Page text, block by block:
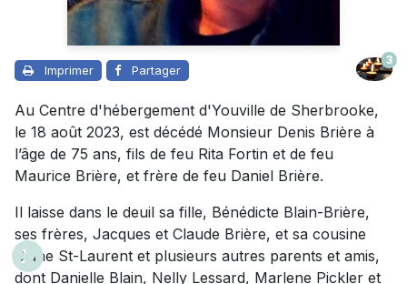
Imprimer Partager
3
Au Centre d'hébergement d'Youville de Sherbrooke,
le 18 août 2023, est décédé Monsieur Denis Brière à
l’âge de 75 ans, fils de feu Rita Fortin et de feu
Maurice Brière, et frère de feu Daniel Brière.
Il laisse dans le deuil sa fille, Bénédicte Blain-Brière,
ses frères, Jacques et Claude Brière, et sa cousine
Diane St-Laurent et plusieurs autres parents et amis,
dont Danielle Blain, Nelly Lessard, Marlene Pickler et